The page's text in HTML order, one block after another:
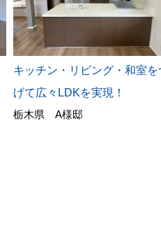
キッチン・リビング・和室を
げて広々LDKを実現！
栃木県 A様邸